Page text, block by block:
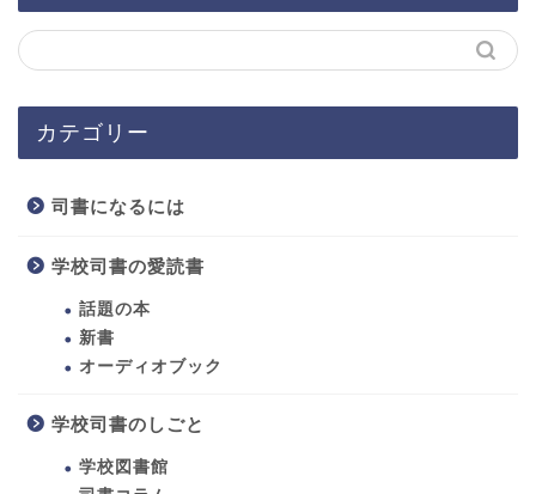
カテゴリー
司書になるには
学校司書の愛読書
話題の本
新書
オーディオブック
学校司書のしごと
学校図書館